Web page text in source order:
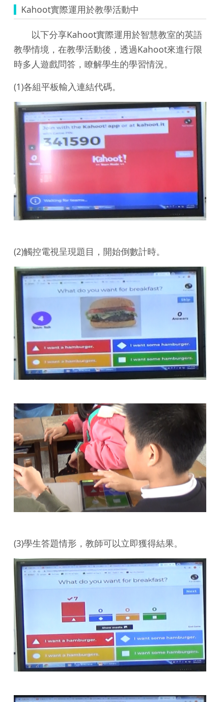
Kahoot實際運用於教學活動中
以下分享Kahoot實際運用於智慧教室的英語
教學情境，在教學活動後，透過Kahoot來進行限
時多人遊戲問答，瞭解學生的學習情況。
(1)各組平板輸入連結代碼。
(2)觸控電視呈現題目，開始倒數計時。
(3)學生答題情形，教師可以立即獲得結果。